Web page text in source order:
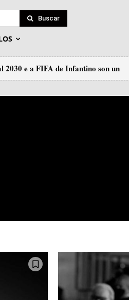
Buscar
2030 e a FIFA de Infantino son un